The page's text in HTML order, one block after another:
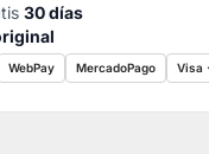
30 días
WebPay MercadoPago Visa